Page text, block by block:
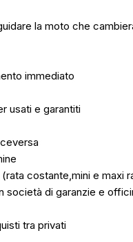
la moto che
immediato
usati e garantiti
costante,mini e maxi
società di garanzie e
tra privati